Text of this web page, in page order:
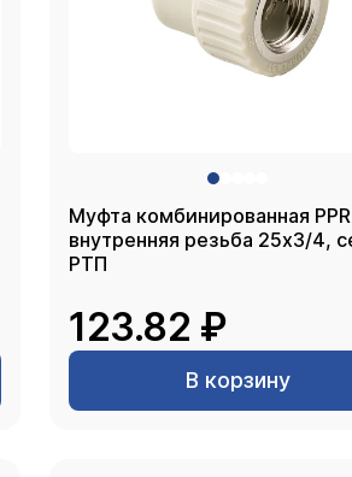
Муфта комбинированная PPR
внутренняя резьба 25х3/4, серый,
РТП
123.82 ₽
В корзину